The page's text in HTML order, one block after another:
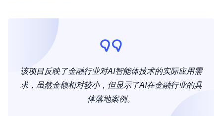
该项目反映了金融行业对AI智能体技术的实际应用需
求，虽然金额相对较小，但显示了AI在金融行业的具
体落地案例。